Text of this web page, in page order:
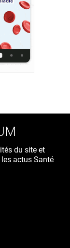
du site et
actus Santé